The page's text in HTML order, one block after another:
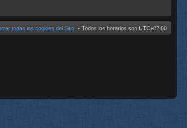
Todos los horarios son UTC+02:00
todas las cookies del Sitio